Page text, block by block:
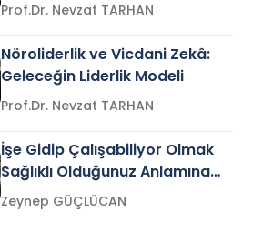
Prof.Dr. Nevzat TARHAN
Nöroliderlik ve Vicdani Zekâ:
Geleceğin Liderlik Modeli
Prof.Dr. Nevzat TARHAN
İşe Gidip Çalışabiliyor Olmak
Sağlıklı Olduğunuz Anlamına
Gelir mi?Zeynep GÜÇLÜCAN